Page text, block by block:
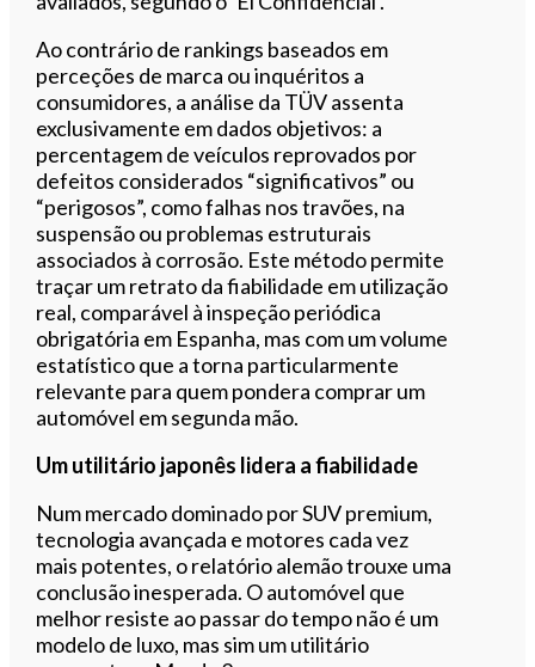
Ao contrário de rankings baseados em
perceções de marca ou inquéritos a
consumidores, a análise da TÜV assenta
exclusivamente em dados objetivos: a
percentagem de veículos reprovados por
defeitos considerados “significativos” ou
“perigosos”, como falhas nos travões, na
suspensão ou problemas estruturais
associados à corrosão. Este método permite
traçar um retrato da fiabilidade em utilização
real, comparável à inspeção periódica
obrigatória em Espanha, mas com um volume
estatístico que a torna particularmente
relevante para quem pondera comprar um
automóvel em segunda mão.
Um utilitário japonês lidera a fiabilidade
Num mercado dominado por SUV premium,
tecnologia avançada e motores cada vez
mais potentes, o relatório alemão trouxe uma
conclusão inesperada. O automóvel que
melhor resiste ao passar do tempo não é um
modelo de luxo, mas sim um utilitário